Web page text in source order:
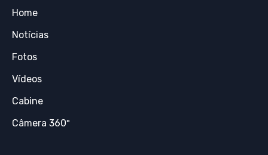
Home
Notícias
Fotos
Vídeos
Cabine
Câmera 360º